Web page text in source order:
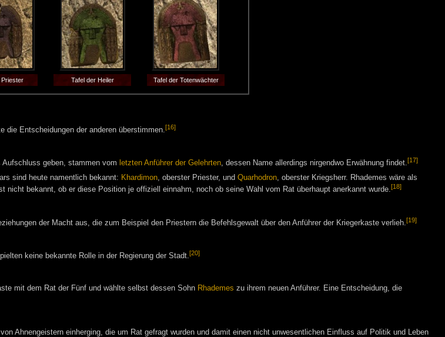
Priester Tafel der Heiler Tafel der Totenwächter
Entscheidungen der anderen überstimmen.[16]
geben, stammen vom letzten Anführer der Gelehrten, dessen Name allerdings nirgendwo Erwähnung findet.[17]
sind heute namentlich bekannt: Khardimon, oberster Priester, und Quarhodron, oberster Kriegsherr. Rhademes wäre als
bekannt, ob er diese Position je offiziell einnahm, noch ob seine Wahl vom Rat überhaupt anerkannt wurde.[18]
der Macht aus, die zum Beispiel den Priestern die Befehlsgewalt über den Anführer der Kriegerkaste verlieh. [19]
keine bekannte Rolle in der Regierung der Stadt.[20]
mit dem Rat der Fünf und wählte selbst dessen Sohn Rhademes zu ihrem neuen Anführer. Eine Entscheidung, die
Ahnengeistern einherging, die um Rat gefragt wurden und damit einen nicht unwesentlichen Einfluss auf Politik und Leben